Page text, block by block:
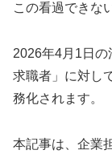
この看過できな
2026年4月1日
求職者」に対し
務化されます。
本記事は、企業